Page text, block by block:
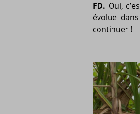
FD. Oui,
évolue
continuer !